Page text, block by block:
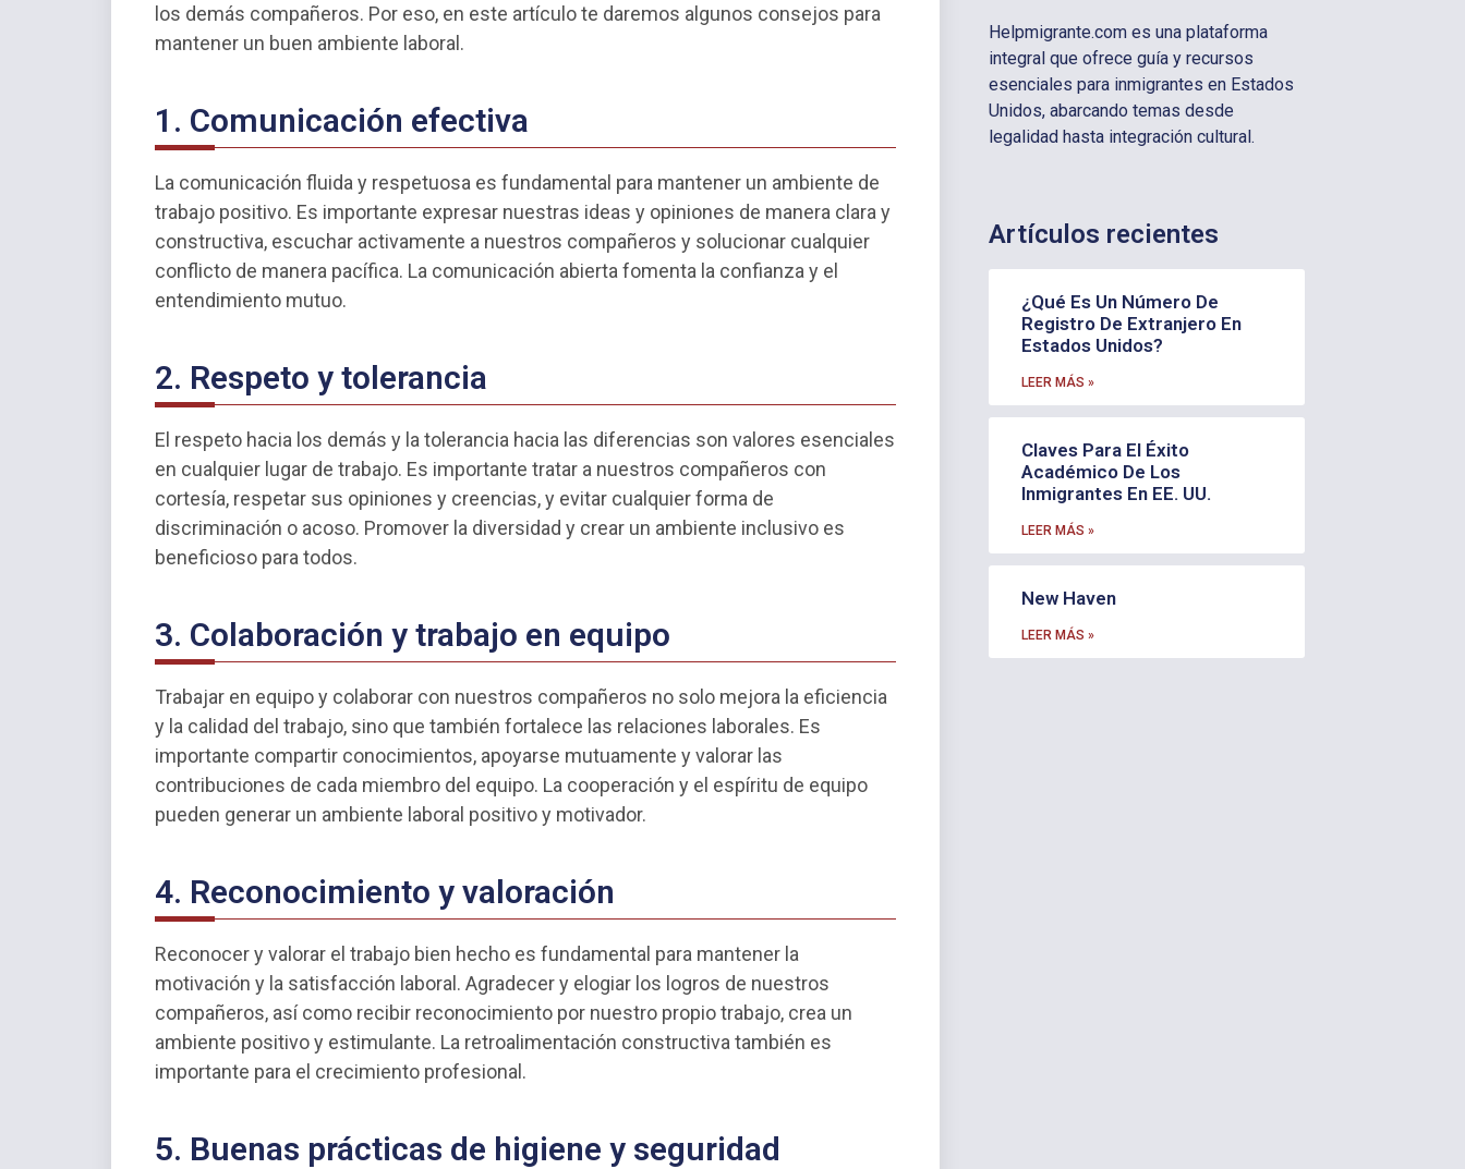
los demás compañeros. Por eso, en este artículo te daremos algunos consejos para
mantener un buen ambiente laboral.
1. Comunicación efectiva
La comunicación fluida y respetuosa es fundamental para mantener un ambiente de
trabajo positivo. Es importante expresar nuestras ideas y opiniones de manera clara y
constructiva, escuchar activamente a nuestros compañeros y solucionar cualquier
conflicto de manera pacífica. La comunicación abierta fomenta la confianza y el
entendimiento mutuo.
2. Respeto y tolerancia
El respeto hacia los demás y la tolerancia hacia las diferencias son valores esenciales
en cualquier lugar de trabajo. Es importante tratar a nuestros compañeros con
cortesía, respetar sus opiniones y creencias, y evitar cualquier forma de
discriminación o acoso. Promover la diversidad y crear un ambiente inclusivo es
beneficioso para todos.
3. Colaboración y trabajo en equipo
Trabajar en equipo y colaborar con nuestros compañeros no solo mejora la eficiencia
y la calidad del trabajo, sino que también fortalece las relaciones laborales. Es
importante compartir conocimientos, apoyarse mutuamente y valorar las
contribuciones de cada miembro del equipo. La cooperación y el espíritu de equipo
pueden generar un ambiente laboral positivo y motivador.
4. Reconocimiento y valoración
Reconocer y valorar el trabajo bien hecho es fundamental para mantener la
motivación y la satisfacción laboral. Agradecer y elogiar los logros de nuestros
compañeros, así como recibir reconocimiento por nuestro propio trabajo, crea un
ambiente positivo y estimulante. La retroalimentación constructiva también es
importante para el crecimiento profesional.
5. Buenas prácticas de higiene y seguridad
Helpmigrante.com es una plataforma
integral que ofrece guía y recursos
esenciales para inmigrantes en Estados
Unidos, abarcando temas desde
legalidad hasta integración cultural.
Artículos recientes
¿Qué Es Un Número De
Registro De Extranjero En
Estados Unidos?
LEER MÁS »
Claves Para El Éxito
Académico De Los
Inmigrantes En EE. UU.
LEER MÁS »
New Haven
LEER MÁS »